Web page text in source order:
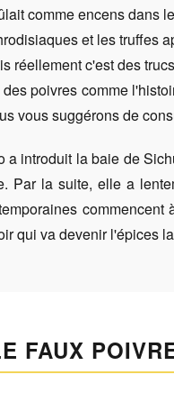
comme encens dans
et les truffes
réellement c'est des
poivres comme
vous suggérons de
a introduit la baie de
Par la suite, elle a
qui va devenir l'épices
FAUX